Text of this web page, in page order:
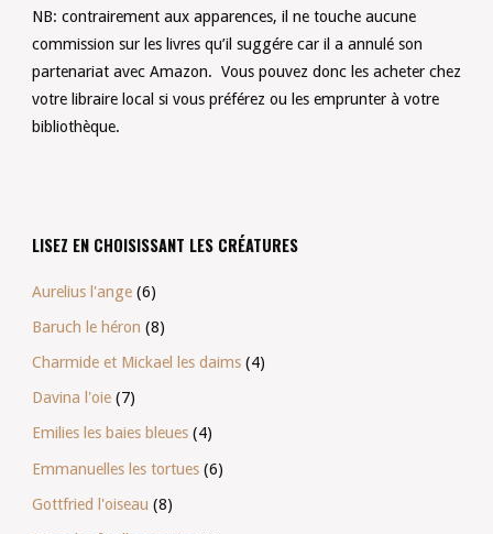
NB: contrairement aux apparences, il ne touche aucune
commission sur les livres qu’il suggére car il a annulé son
partenariat avec Amazon. Vous pouvez donc les acheter chez
votre libraire local si vous préférez ou les emprunter à votre
bibliothèque.
LISEZ EN CHOISISSANT LES CRÉATURES
Aurelius l'ange(6)
Baruch le héron (8)
Charmide et Mickael les daims(4)
Davina l'oie(7)
Emilies les baies bleues(4)
Emmanuelles les tortues(6)
Gottfried l'oiseau (8)